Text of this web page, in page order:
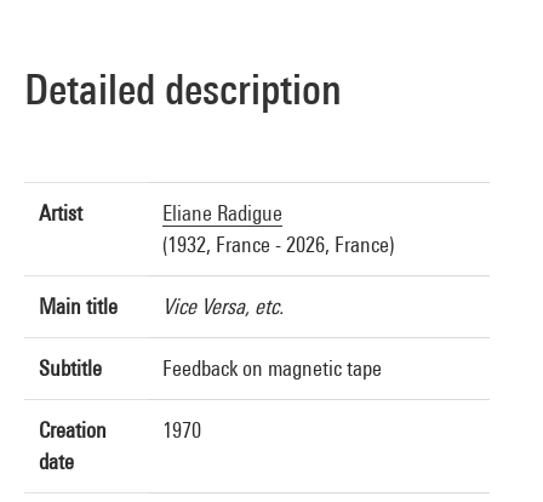
Detailed description
Artist
Eliane Radigue
(1932, France - 2026, France)
Main title Vice Versa, etc.
Subtitle Feedback on magnetic tape
Creation
date
1970